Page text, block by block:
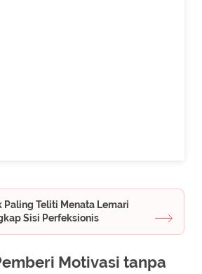
Paling Teliti Menata Lemari
Sisi Perfeksionis
Motivasi tanpa